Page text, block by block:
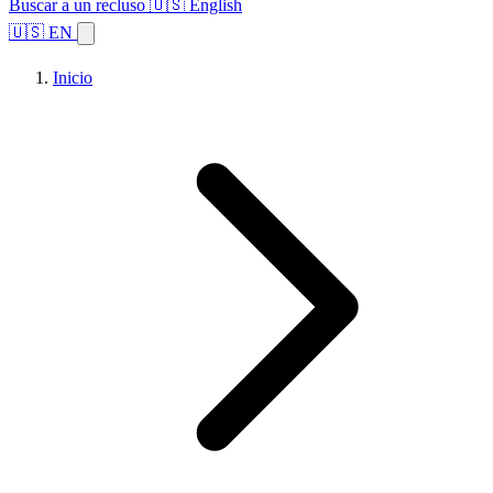
Buscar a un recluso 🇺🇸 English
🇺🇸 EN
Inicio